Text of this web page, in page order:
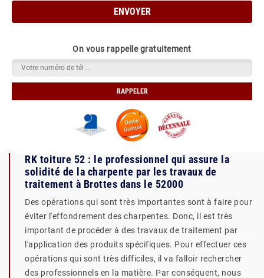
On vous rappelle gratuitement
RK toiture 52 : le professionnel qui assure la
solidité de la charpente par les travaux de
traitement à Brottes dans le 52000
Des opérations qui sont très importantes sont à faire pour
éviter l'effondrement des charpentes. Donc, il est très
important de procéder à des travaux de traitement par
l'application des produits spécifiques. Pour effectuer ces
opérations qui sont très difficiles, il va falloir rechercher
des professionnels en la matière. Par conséquent, nous